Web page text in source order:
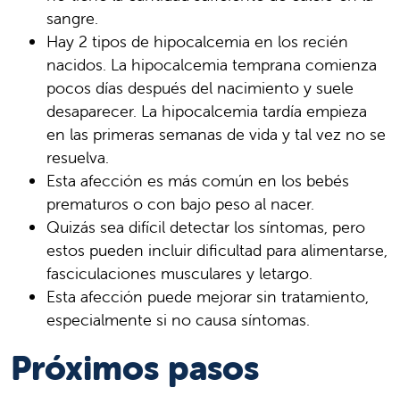
sangre.
Hay 2 tipos de hipocalcemia en los recién
nacidos. La hipocalcemia temprana comienza
pocos días después del nacimiento y suele
desaparecer. La hipocalcemia tardía empieza
en las primeras semanas de vida y tal vez no se
resuelva.
Esta afección es más común en los bebés
prematuros o con bajo peso al nacer.
Quizás sea difícil detectar los síntomas, pero
estos pueden incluir dificultad para alimentarse,
fasciculaciones musculares y letargo.
Esta afección puede mejorar sin tratamiento,
especialmente si no causa síntomas.
Próximos pasos